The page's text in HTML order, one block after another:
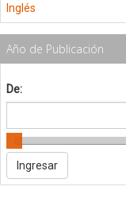
Inglés
Año de Publicación
De: